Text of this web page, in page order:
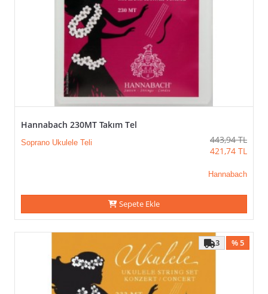
Hannabach 230MT Takım Tel
Soprano Ukulele Teli 443,94 TL
421,74 TL
Hannabach
Sepete Ekle
% 5
3